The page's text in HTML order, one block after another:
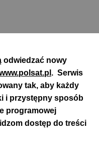
odwiedzać nowy
. Serwis
tak, aby każdy
i przystępny sposób
programowej
dostęp do treści